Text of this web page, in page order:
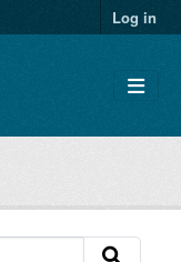
Log in